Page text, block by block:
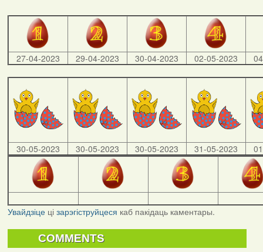
27-04-2023 29-04-2023 30-04-2023 02-05-2023
30-05-2023 30-05-2023 30-05-2023 31-05-2023
Увайдзіцеці зарэгіструйцеся каб пакідаць каментары.
COMMENTS